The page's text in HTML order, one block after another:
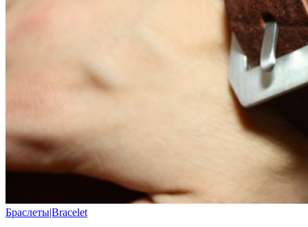
Браслеты|Bracelet